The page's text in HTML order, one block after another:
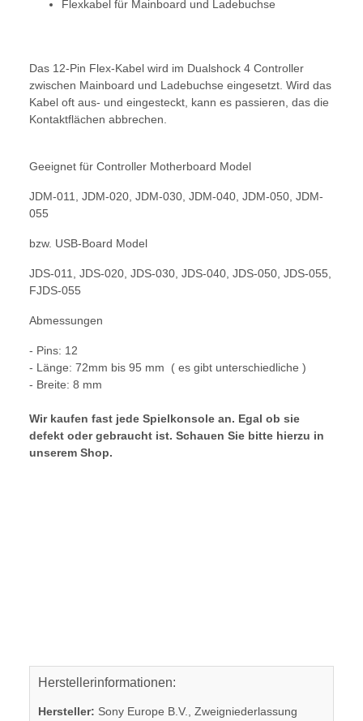
Flexkabel für Mainboard und Ladebuchse
Das 12-Pin Flex-Kabel wird im Dualshock 4 Controller
zwischen Mainboard und Ladebuchse eingesetzt. Wird das
Kabel oft aus- und eingesteckt, kann es passieren, das die
Kontaktflächen abbrechen.
Geeignet für Controller Motherboard Model
JDM-011, JDM-020, JDM-030, JDM-040, JDM-050, JDM-
055
bzw. USB-Board Model
JDS-011, JDS-020, JDS-030, JDS-040, JDS-050, JDS-055,
FJDS-055
Abmessungen
- Pins: 12
- Länge: 72mm bis 95 mm ( es gibt unterschiedliche )
- Breite: 8 mm
Wir kaufen fast jede Spielkonsole an. Egal ob sie
defekt oder gebraucht ist. Schauen Sie bitte hierzu in
unserem Shop.
Herstellerinformationen:
Hersteller: Sony Europe B.V., Zweigniederlassung